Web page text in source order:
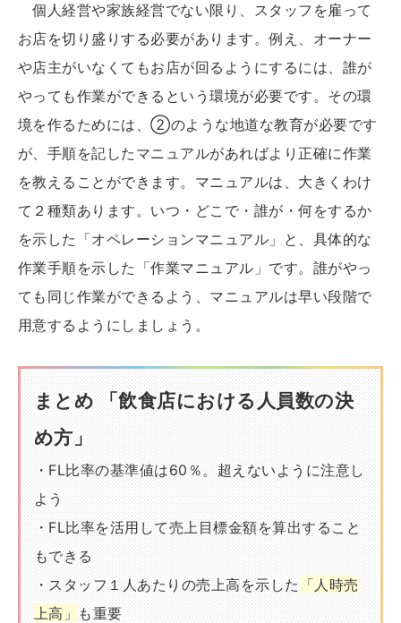
個人経営や家族経営でない限り、スタッフを雇って
お店を切り盛りする必要があります。例え、オーナー
や店主がいなくてもお店が回るようにするには、誰が
やっても作業ができるという環境が必要です。その環
境を作るためには、②のような地道な教育が必要です
が、手順を記したマニュアルがあればより正確に作業
を教えることができます。マニュアルは、大きくわけ
て２種類あります。いつ・どこで・誰が・何をするか
を示した「オペレーションマニュアル」と、具体的な
作業手順を示した「作業マニュアル」です。誰がやっ
ても同じ作業ができるよう、マニュアルは早い段階で
用意するようにしましょう。
まとめ 「飲食店における人員数の決
め方」
・FL比率の基準値は60％。超えないように注意し
よう
・FL比率を活用して売上目標金額を算出すること
もできる
・スタッフ１人あたりの売上高を示した 「人時売
上高」も重要